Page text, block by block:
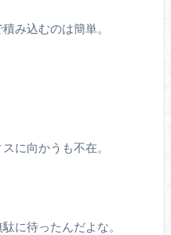
み込むのは簡単。
に向かうも不在。
に待ったんだよな。